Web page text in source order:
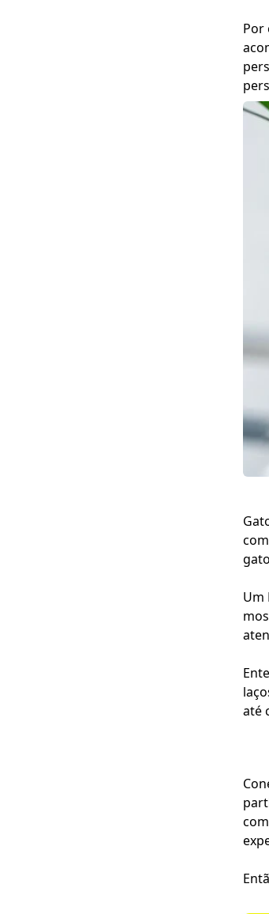
Por
Um
até